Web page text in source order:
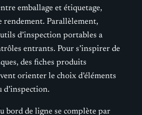
emballage et étiquetage,
rendement. Parallèlement,
d’inspection portables a
entrants. Pour s’inspirer de
des fiches produits
orienter le choix d’éléments
d’inspection.
bord de ligne se complète par